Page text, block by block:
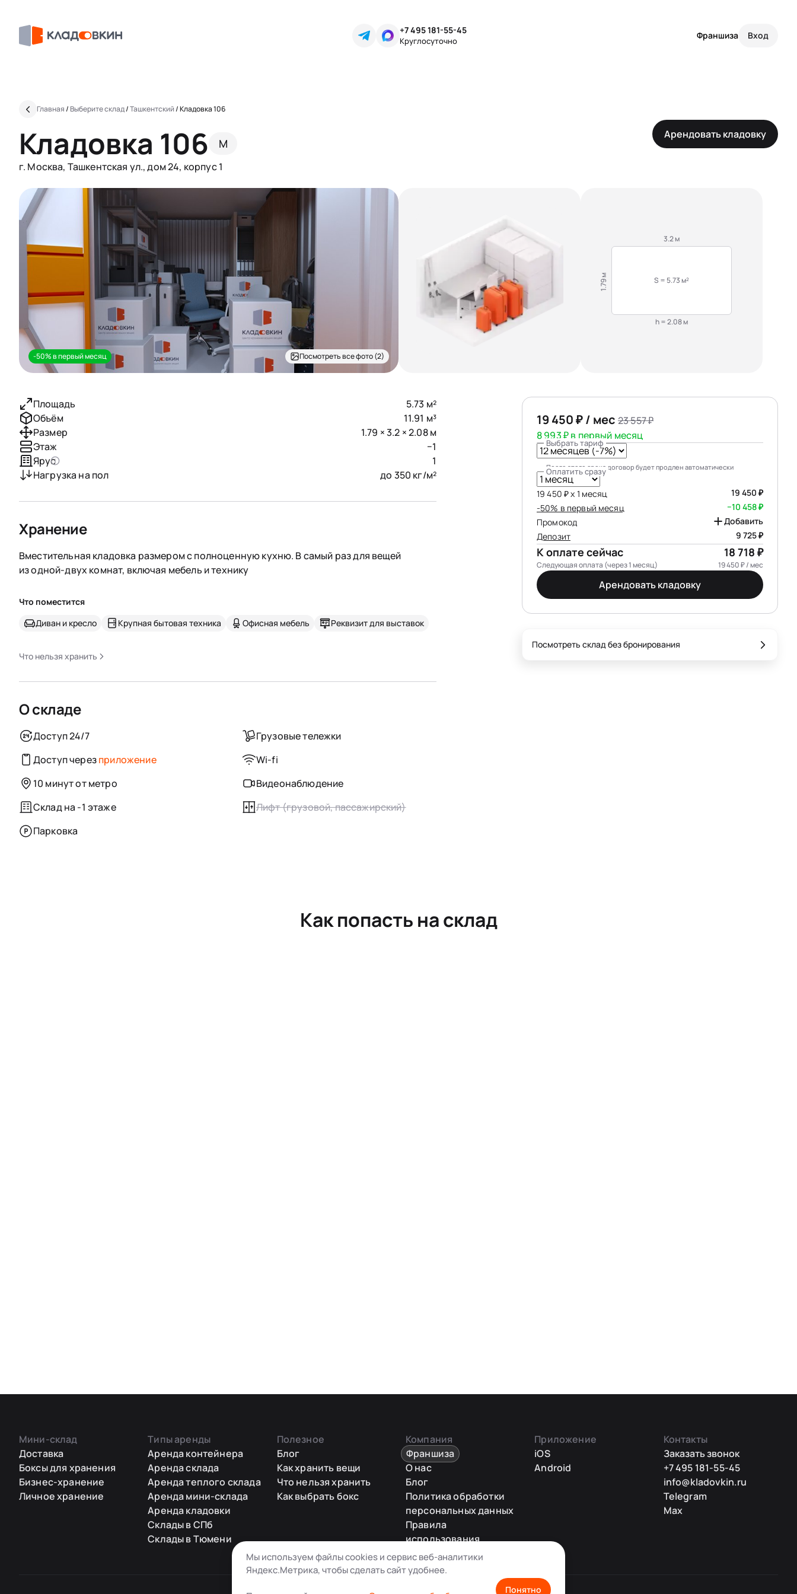
+7 495 181-55-45
Круглосуточно Франшиза Вход
Главная/ Выберите склад/Ташкентский/Кладовка 106
Кладовка 106 M
г. Москва, Ташкентская ул., дом 24, корпус 1
Арендовать кладовку
-50% в первый месяц Посмотреть все фото (2)
3.2 м
S = 5.73 м²
1.79 м
h = 2.08 м
Площадь
5.73 м²
Объём
11.91 м³
Размер
1.79 × 3.2 × 2.08 м
Этаж
−1
Ярус
1
Нагрузка на пол
до 350 кг/м²
Хранение
Вместительная кладовка размером с полноценную кухню. В самый раз для вещей
из одной-двух комнат, включая мебель и технику
Что поместится
Диван и кресло
Крупная бытовая техника Офисная мебель Реквизит для выставок
Что нельзя хранить
О складе
Доступ 24/7
Грузовые тележки
Доступ черезприложение
Wi-fi
10 минут от метро
Видеонаблюдение
Склад на -1 этаже
Лифт (грузовой, пассажирский)
Парковка
19 450 ₽ / мес 23 557 ₽
8 993 ₽ в первый месяц
Выбрать тариф
После этого срока договор будет продлен автоматически
Оплатить сразу
19 450 ₽ х 1 месяц
19 450 ₽
-50% в первый месяц
−10 458 ₽
Промокод
Добавить
Депозит
9 725 ₽
К оплате сейчас 18 718 ₽
Следующая оплата (через 1 месяц) 19 450 ₽ / мес
Арендовать кладовку
Посмотреть склад без бронирования
Как попасть на склад
Мини-склад
Доставка
Боксы для хранения
Бизнес-хранение
Личное хранение
Типы аренды
Аренда контейнера
Аренда склада
Аренда теплого склада
Аренда мини-склада
Аренда кладовки
Склады в СПб
Склады в Тюмени
Полезное
Блог
Как хранить вещи
Что нельзя хранить
Как выбрать бокс
Компания
Франшиза
О нас
Блог
Политика обработки
персональных данных
Правила
использования
промокодов
Карта сайта
Приложение
iOS
Android
Контакты
Заказать звонок
+7 495 181-55-45
info@kladovkin.ru
Telegram
Max
Мы используем файлы cookies и сервис веб-аналитики
Яндекс.Метрика, чтобы сделать сайт удобнее.
Понятно